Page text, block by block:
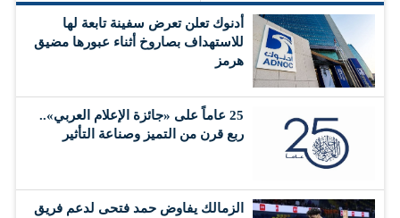
أدنوك تعلن تعرض سفينة تابعة لها
للاستهداف بصاروخ أثناء عبورها مضيق
هرمز
25 عاماً على «جائزة الإعلام العربي»..
ربع قرن من التميز وصناعة التأثير
الزمالك يفاوض حمد فتحى لدعم فريق